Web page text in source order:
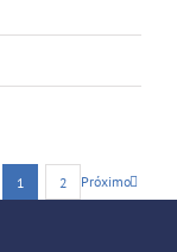
1 2 Próximo